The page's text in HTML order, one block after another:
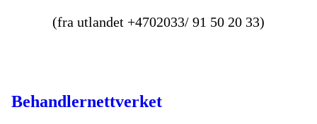
(fra utlandet +4702033/ 91 50 20 33)
Behandlernettverket